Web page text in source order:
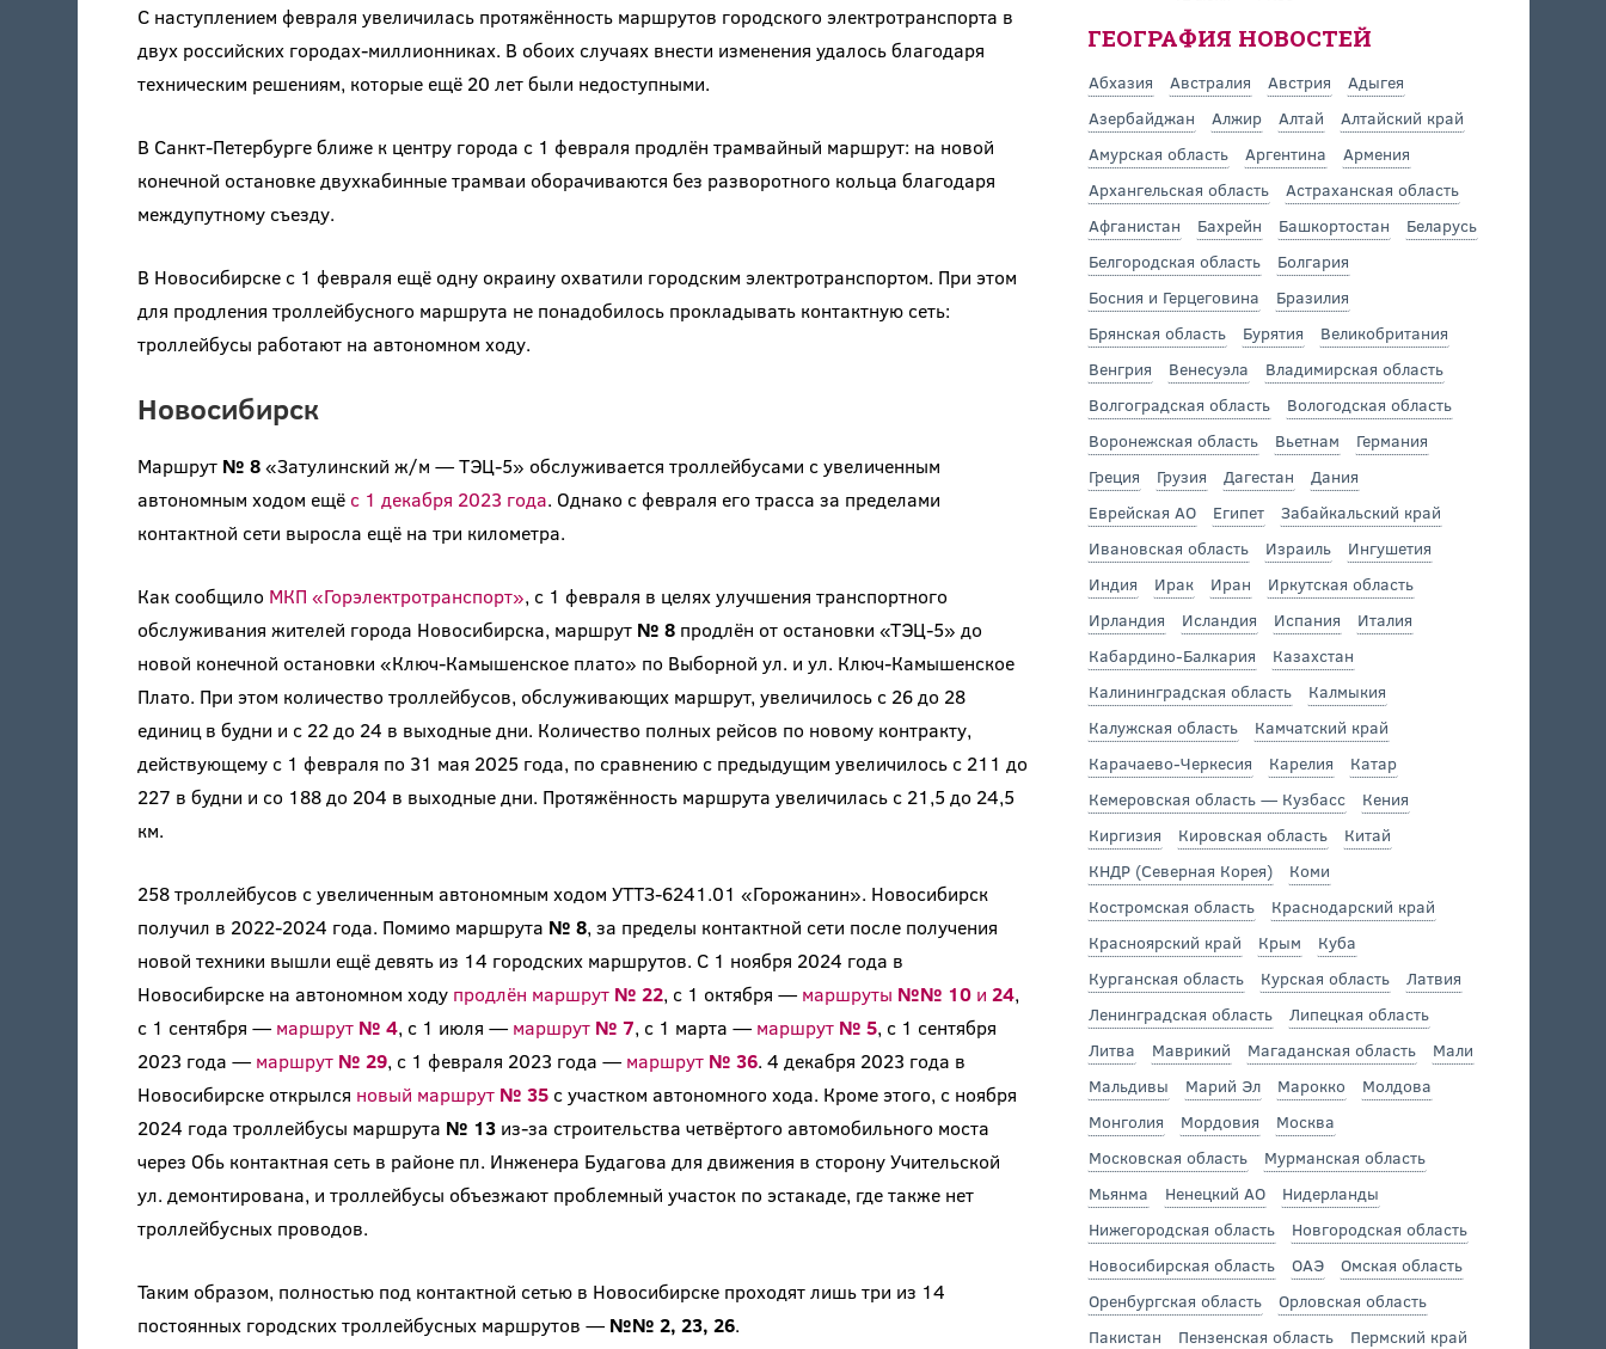
С наступлением февраля увеличилась протяжённость маршрутов городского электротранспорта в
двух российских городах-миллионниках. В обоих случаях внести изменения удалось благодаря
техническим решениям, которые ещё 20 лет были недоступными.
В Санкт-Петербурге ближе к центру города с 1 февраля продлён трамвайный маршрут: на новой
конечной остановке двухкабинные трамваи оборачиваются без разворотного кольца благодаря
междупутному съезду.
В Новосибирске с 1 февраля ещё одну окраину охватили городским электротранспортом. При этом
для продления троллейбусного маршрута не понадобилось прокладывать контактную сеть:
троллейбусы работают на автономном ходу.
Новосибирск
Маршрут № 8«Затулинский ж/м — ТЭЦ-5» обслуживается троллейбусами с увеличенным
автономным ходом ещё с 1 декабря 2023 года. Однако с февраля его трасса за пределами
контактной сети выросла ещё на три километра.
Как сообщило МКП «Горэлектротранспорт», с 1 февраля в целях улучшения транспортного
обслуживания жителей города Новосибирска, маршрут№ 8продлён от остановки «ТЭЦ-5» до
новой конечной остановки «Ключ-Камышенское плато» по Выборной ул. и ул. Ключ-Камышенское
Плато. При этом количество троллейбусов, обслуживающих маршрут, увеличилось с 26 до 28
единиц в будни и с 22 до 24 в выходные дни. Количество полных рейсов по новому контракту,
действующему с 1 февраля по 31 мая 2025 года, по сравнению с предыдущим увеличилось с 211 до
227 в будни и со 188 до 204 в выходные дни. Протяжённость маршрута увеличилась с 21,5 до 24,5
км.
258 троллейбусов с увеличенным автономным ходом УТТЗ-6241.01 «Горожанин». Новосибирск
получил в 2022-2024 года. Помимо маршрута № 8, за пределы контактной сети после получения
новой техники вышли ещё девять из 14 городских маршрутов. С 1 ноября 2024 года в
Новосибирске на автономном ходу продлён маршрут № 22, с 1 октября — маршруты №№ 10и 24,
с 1 сентября — маршрут № 4, с 1 июля — маршрут № 7, с 1 марта — маршрут № 5, с 1 сентября
2023 года — маршрут № 29, с 1 февраля 2023 года — маршрут № 36. 4 декабря 2023 года в
Новосибирске открылся новый маршрут № 35с участком автономного хода. Кроме этого, с ноября
2024 года троллейбусы маршрута № 13из-за строительства четвёртого автомобильного моста
через Обь контактная сеть в районе пл. Инженера Будагова для движения в сторону Учительской
ул. демонтирована, и троллейбусы объезжают проблемный участок по эстакаде, где также нет
троллейбусных проводов.
Таким образом, полностью под контактной сетью в Новосибирске проходят лишь три из 14
постоянных городских троллейбусных маршрутов — №№ 2, 23, 26.
ГЕОГРАФИЯ НОВОСТЕЙ
Абхазия Австралия Австрия
Адыгея
Азербайджан
Алжир Алтай
Алтайский край
Амурская область
Аргентина
Армения
Архангельская область
Астраханская область
Афганистан
Бахрейн Башкортостан
Беларусь
Белгородская область
Болгария
Босния и Герцеговина
Бразилия
Брянская область
Бурятия
Великобритания
Венгрия
Венесуэла
Владимирская область
Волгоградская область
Вологодская область
Воронежская область
Вьетнам
Германия
Греция
Грузия Дагестан
Дания
Еврейская АО
Египет
Забайкальский край
Ивановская область
Израиль
Ингушетия
Индия
Ирак Иран
Иркутская область
Ирландия
Исландия Испания
Италия
Кабардино-Балкария
Казахстан
Калининградская область
Калмыкия
Калужская область
Камчатский край
Карачаево-Черкесия
Карелия
Катар
Кемеровская область — Кузбасс
Кения
Киргизия
Кировская область
Китай
КНДР (Северная Корея)
Коми
Костромская область
Краснодарский край
Красноярский край
Крым
Куба
Курганская область
Курская область
Латвия
Ленинградская область
Липецкая область
Литва
Маврикий Магаданская область
Мали
Мальдивы
Марий Эл Марокко
Молдова
Монголия
Мордовия
Москва
Московская область
Мурманская область
Мьянма
Ненецкий АО
Нидерланды
Нижегородская область
Новгородская область
Новосибирская область
ОАЭ
Омская область
Оренбургская область
Орловская область
Пакистан
Пензенская область
Пермский край